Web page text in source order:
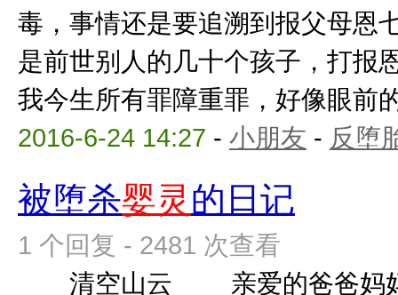
毒，事情还是要追溯到报父母恩
是前世别人的几十个孩子，打报
我今生所有罪障重罪，好像眼前
2016-6-24 14:27 - 小朋友 - 反堕
被堕杀婴灵 的日记
1 个回复 - 2481 次查看
清空山云 亲爱的爸爸妈妈